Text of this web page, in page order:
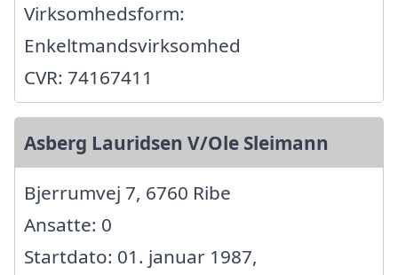
Virksomhedsform:
Enkeltmandsvirksomhed
CVR: 74167411
Asberg Lauridsen V/Ole Sleimann
Bjerrumvej 7, 6760 Ribe
Ansatte: 0
Startdato: 01. januar 1987,